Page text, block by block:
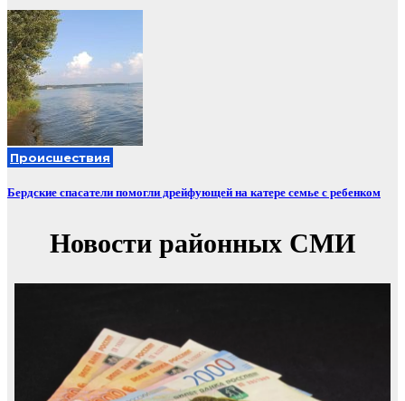
Происшествия
Бердские спасатели помогли дрейфующей на катере семье с ребенком